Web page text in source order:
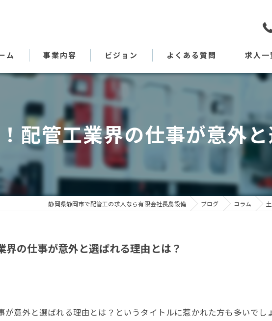
ム 事業内容 ビジョン よくある質問 求人一
配管工業界の仕事が意外
静岡県静岡市で配管工の求人なら有限会社長島設備 ブログ コラム
の仕事が意外と選ばれる理由とは？
が意外と選ばれる理由とは？というタイトルに惹かれた方も多いで